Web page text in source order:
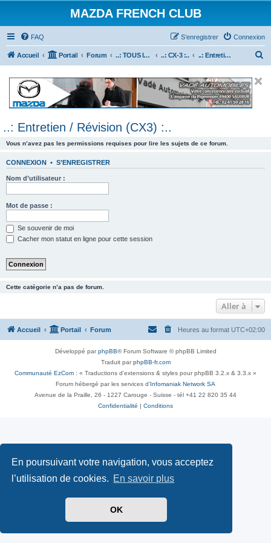
En poursuivant votre navigation, vous acceptez
l’utilisation de cookies. En savoir plus
OK
MAZDA FRENCH CLUB
FAQ Connexion
S’enregistrer
Accueil Portail Forum ..: TOUS les Véhicules MAZDA :.. ..: CX-3 :.. ..: Entretien / Révision (CX3) :..
e
..: Entretien / Révision (CX3) :..
Vous n’avez pas les permissions requises pour lire les sujets de ce forum.
CONNEXION • S’ENREGISTRER
Nom d’utilisateur :
Mot de passe :
Se souvenir de moi
Cacher mon statut en ligne pour cette session
Cette catégorie n’a pas de forum.
Aller à
Accueil Portail Forum Heures au format UTC+02:00
Développé parphpBB® Forum Software © phpBB Limited
Traduit parphpBB-fr.com
Communauté EzCom : « Traductions d'extensions & styles pour phpBB 3.2.x & 3.3.x »
Forum hébergé par les services d’ Infomaniak Network SA
Avenue de la Praille, 26 - 1227 Carouge - Suisse - tél +41 22 820 35 44
Confidentialité
Conditions